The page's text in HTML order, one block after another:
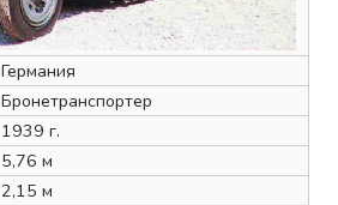
Германия
Бронетранспортер
1939 г.
5,76 м
2,15 м